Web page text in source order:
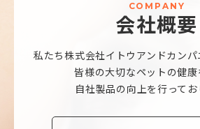
CO M P AN Y
会社概要
私たち株式会社イトウアンドカン
皆様の大切なペットの健康
自社製品の向上を行ってお